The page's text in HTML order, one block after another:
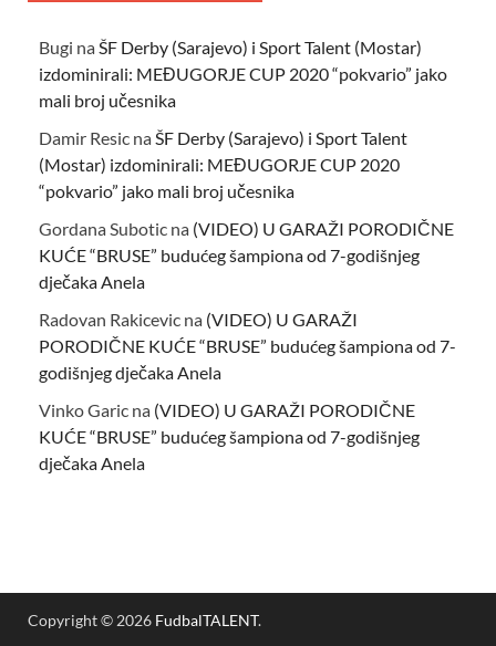
Bugi na ŠF Derby (Sarajevo) i Sport Talent (Mostar)
izdominirali: MEĐUGORJE CUP 2020 “pokvario” jako
mali broj učesnika
Damir Resic na ŠF Derby (Sarajevo) i Sport Talent
(Mostar) izdominirali: MEĐUGORJE CUP 2020
“pokvario” jako mali broj učesnika
Gordana Subotic na (VIDEO) U GARAŽI PORODIČNE
KUĆE “BRUSE” budućeg šampiona od 7-godišnjeg
dječaka Anela
Radovan Rakicevic na (VIDEO) U GARAŽI
PORODIČNE KUĆE “BRUSE” budućeg šampiona od 7-
godišnjeg dječaka Anela
Vinko Garic na (VIDEO) U GARAŽI PORODIČNE
KUĆE “BRUSE” budućeg šampiona od 7-godišnjeg
dječaka Anela
Copyright © 2026 FudbalTALENT.